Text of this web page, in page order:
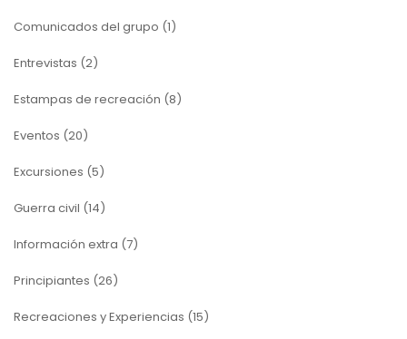
Comunicados del grupo (1)
Entrevistas (2)
Estampas de recreación (8)
Eventos (20)
Excursiones (5)
Guerra civil (14)
Información extra (7)
Principiantes (26)
Recreaciones y Experiencias (15)